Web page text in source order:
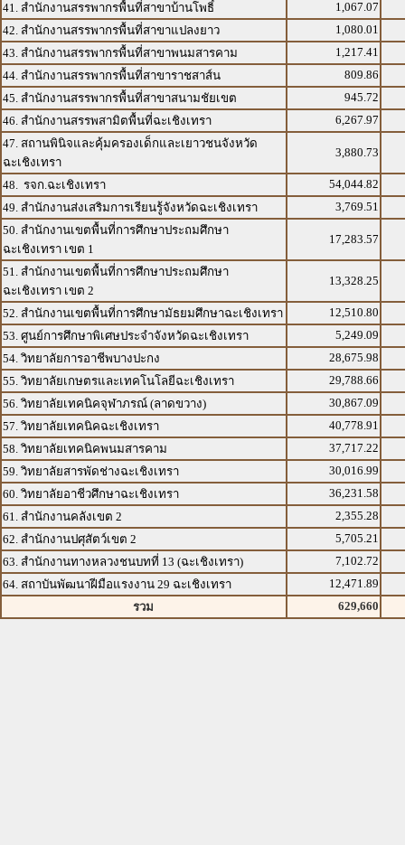
41. สำนักงานสรรพากรพื้นที่สาขาบ้านโพธิ์
1,067.07
42. สำนักงานสรรพากรพื้นที่สาขาแปลงยาว
1,080.01
43. สำนักงานสรรพากรพื้นที่สาขาพนมสารคาม
1,217.41
44. สำนักงานสรรพากรพื้นที่สาขาราชสาส์น
809.86
45. สำนักงานสรรพากรพื้นที่สาขาสนามชัยเขต
945.72
46. สำนักงานสรรพสามิตพื้นที่ฉะเชิงเทรา
6,267.97
47. สถานพินิจและคุ้มครองเด็กและเยาวชนจังหวัด
ฉะเชิงเทรา
3,880.73
48. รจก.ฉะเชิงเทรา
54,044.82
49. สำนักงานส่งเสริมการเรียนรู้จังหวัดฉะเชิงเทรา
3,769.51
50. สำนักงานเขตพื้นที่การศึกษาประถมศึกษา
ฉะเชิงเทรา เขต 1
17,283.57
51. สำนักงานเขตพื้นที่การศึกษาประถมศึกษา
ฉะเชิงเทรา เขต 2
13,328.25
52. สำนักงานเขตพื้นที่การศึกษามัธยมศึกษาฉะเชิงเทรา
12,510.80
53. ศูนย์การศึกษาพิเศษประจำจังหวัดฉะเชิงเทรา
5,249.09
54. วิทยาลัยการอาชีพบางปะกง
28,675.98
55. วิทยาลัยเกษตรและเทคโนโลยีฉะเชิงเทรา
29,788.66
56. วิทยาลัยเทคนิคจุฬาภรณ์ (ลาดขวาง)
30,867.09
57. วิทยาลัยเทคนิคฉะเชิงเทรา
40,778.91
58. วิทยาลัยเทคนิคพนมสารคาม
37,717.22
59. วิทยาลัยสารพัดช่างฉะเชิงเทรา
30,016.99
60. วิทยาลัยอาชีวศึกษาฉะเชิงเทรา
36,231.58
61. สำนักงานคลังเขต 2
2,355.28
62. สำนักงานปศุสัตว์เขต 2
5,705.21
63. สำนักงานทางหลวงชนบทที่ 13 (ฉะเชิงเทรา)
7,102.72
64. สถาบันพัฒนาฝีมือแรงงาน 29 ฉะเชิงเทรา
12,471.89
รวม
629,660